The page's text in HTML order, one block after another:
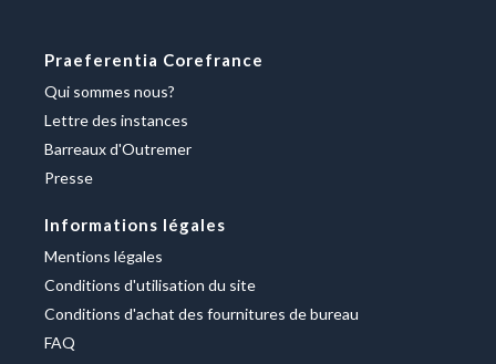
Praeferentia Corefrance
Qui sommes nous?
Lettre des instances
Barreaux d'Outremer
Presse
Informations légales
Mentions légales
Conditions d'utilisation du site
Conditions d'achat des fournitures de bureau
FAQ